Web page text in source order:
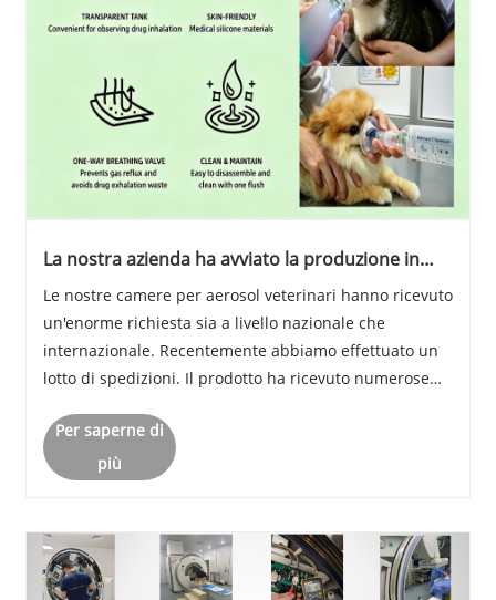
La nostra azienda ha avviato la produzione in
riceviamo continui ordini sia dal mercato
nazionale che da quello estero.
Le nostre camere per aerosol veterinari hanno ricevuto
un'enorme richiesta sia a livello nazionale che
internazionale. Recentemente abbiamo effettuato un
lotto di spedizioni. Il prodotto ha ricevuto numerose
qualità affidabile. Il numero di or......
Per saperne di
più